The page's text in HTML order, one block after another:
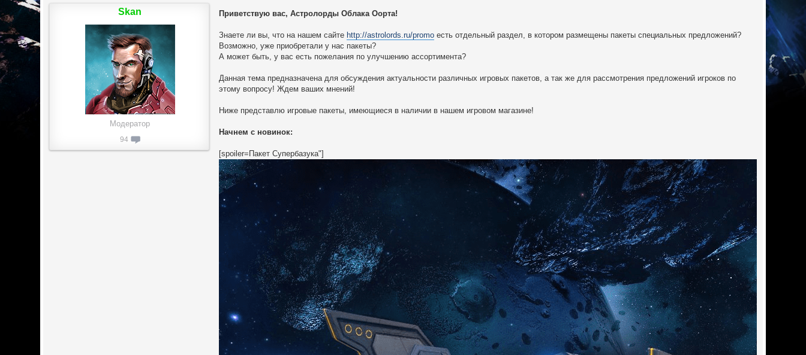
Приветствую вас, Астролорды Облака Оорта!
Знаете ли вы, что на нашем сайте http://astrolords.ru/promo есть отдельный раздел, в котором размещены пакеты специальных предложений?
Возможно, уже приобретали у нас пакеты?
А может быть, у вас есть пожелания по улучшению ассортимента?
Данная тема предназначена для обсуждения актуальности различных игровых пакетов, а так же для рассмотрения предложений игроков по
этому вопросу! Ждем ваших мнений!
Ниже представлю игровые пакеты, имеющиеся в наличии в нашем игровом магазине!
Начнем с новинок:
[spoiler=Пакет Супербазука"]
Skan
Модератор
94